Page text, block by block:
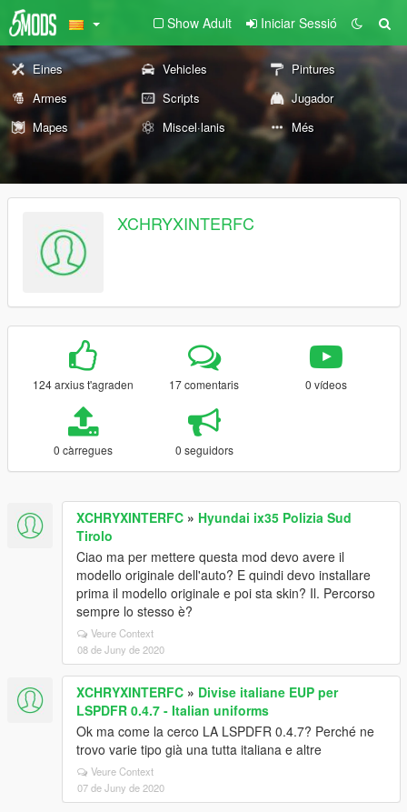
Show Adult Iniciar Sessió
Eines Vehicles
Pintures
Armes
Scripts
Jugador
Mapes
Miscel·lanis Més
XCHRYXINTERFC
124 arxius t'agraden 17 comentaris 0 vídeos
0 càrregues 0 seguidors
XCHRYXINTERFC » Hyundai ix35 Polizia Sud
Tirolo
Ciao ma per mettere questa mod devo avere il
modello originale dell'auto? E quindi devo installare
prima il modello originale e poi sta skin? Il. Percorso
sempre lo stesso è?
Veure Context
08 de Juny de 2020
XCHRYXINTERFC » Divise italiane EUP per
LSPDFR 0.4.7 - Italian uniforms
Ok ma come la cerco LA LSPDFR 0.4.7? Perché ne
trovo varie tipo già una tutta italiana e altre
Veure Context
07 de Juny de 2020